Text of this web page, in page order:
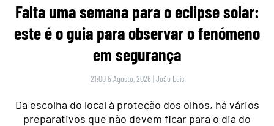
Falta uma semana para o eclipse solar:
este é o guia para observar o fenómeno
em segurança
21:00 5 Agosto, 2026 |João Luís
Da escolha do local à proteção dos olhos, há vários
preparativos que não devem ficar para o dia do